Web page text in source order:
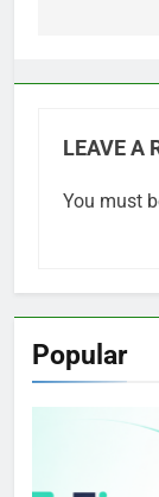
LEAVE A
You must
Popular